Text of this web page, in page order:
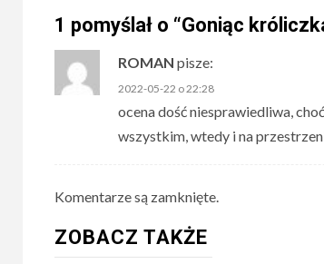
1 pomyślał o “Goniąc
ROMAN pisze:
2022-05-22 o 22:28
ocena dość niesprawiedliwa,
wszystkim, wtedy i na
Komentarze są zamknięte.
ZOBACZ TAKŻE